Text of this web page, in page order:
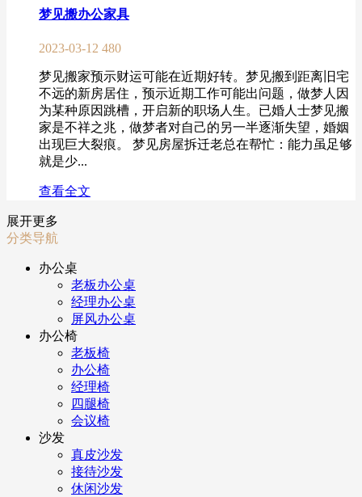
梦见搬办公家具
2023-03-12 480
梦见搬家预示财运可能在近期好转。梦见搬到距离旧宅
不远的新房居住，预示近期工作可能出问题，做梦人因
为某种原因跳槽，开启新的职场人生。已婚人士梦见搬
家是不祥之兆，做梦者对自己的另一半逐渐失望，婚姻
出现巨大裂痕。 梦见房屋拆迁老总在帮忙：能力虽足够
就是少...
查看全文
展开更多
分类导航
办公桌
老板办公桌
经理办公桌
屏风办公桌
办公椅
老板椅
办公椅
经理椅
四腿椅
会议椅
沙发
真皮沙发
接待沙发
休闲沙发